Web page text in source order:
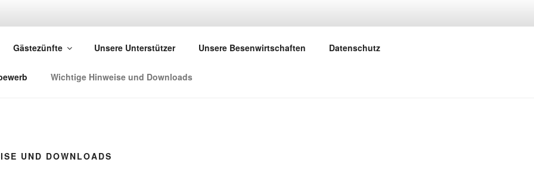
2019 IN VOLKERTSHAUSEN
Gästezünfte Unsere Unterstützer Unsere Besenwirtschaften Datenschutz
Wichtige Hinweise und Downloads
UND DOWNLOADS